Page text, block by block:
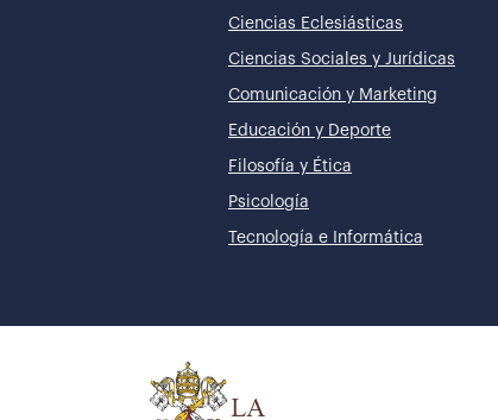
Ciencias Eclesiásticas
Ciencias Sociales y Jurídicas
Comunicación y Marketing
Educación y Deporte
Filosofía y Ética
Psicología
Tecnología e Informática